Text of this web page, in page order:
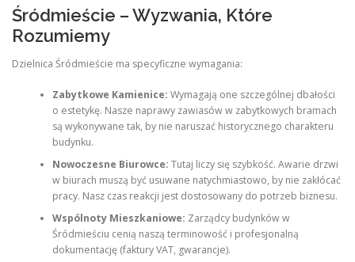
Śródmieście – Wyzwania, Które
Rozumiemy
Dzielnica Śródmieście ma specyficzne wymagania:
Zabytkowe Kamienice: Wymagają one szczególnej dbałości
o estetykę. Nasze naprawy zawiasów w zabytkowych bramach
są wykonywane tak, by nie naruszać historycznego charakteru
budynku.
Nowoczesne Biurowce: Tutaj liczy się szybkość. Awarie drzwi
w biurach muszą być usuwane natychmiastowo, by nie zakłócać
pracy. Nasz czas reakcji jest dostosowany do potrzeb biznesu.
Wspólnoty Mieszkaniowe: Zarządcy budynków w
Śródmieściu cenią naszą terminowość i profesjonalną
dokumentację (faktury VAT, gwarancje).